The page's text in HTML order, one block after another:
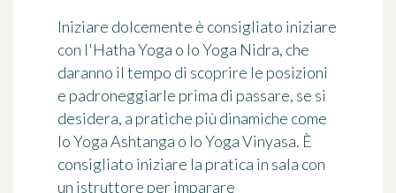
Iniziare dolcemente è consigliato iniziare
con l'Hatha Yoga o lo Yoga Nidra, che
daranno il tempo di scoprire le posizioni
e padroneggiarle prima di passare, se si
desidera, a pratiche più dinamiche come
lo Yoga Ashtanga o lo Yoga Vinyasa. È
consigliato iniziare la pratica in sala con
un istruttore per imparare